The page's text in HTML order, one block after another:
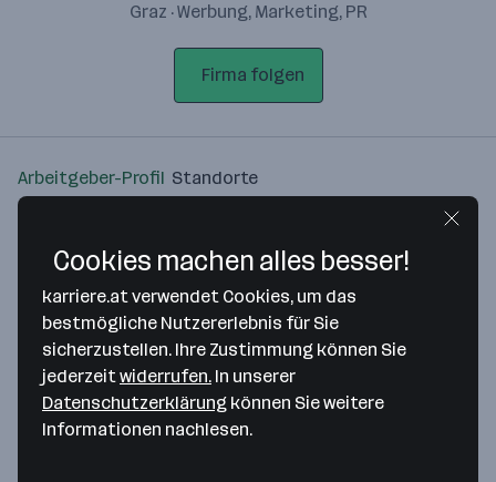
Graz · Werbung, Marketing, PR
Firma folgen
Arbeitgeber-Profil Standorte
Bitte stimme unseren Cookie-
Richtlinien zu, um diese Karte
anzuzeigen.
Cookies machen alles besser!
karriere.at verwendet Cookies, um das
bestmögliche Nutzererlebnis für Sie
sicherzustellen. Ihre Zustimmung können Sie
jederzeitwiderrufen. In unserer
Datenschutzerklärung können Sie weitere
Informationen nachlesen.